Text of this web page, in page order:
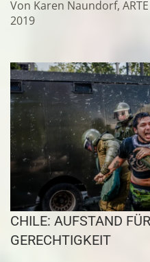
Von Karen Naundorf,
2019
CHILE: AUFSTAND
GERECHTIGKEIT